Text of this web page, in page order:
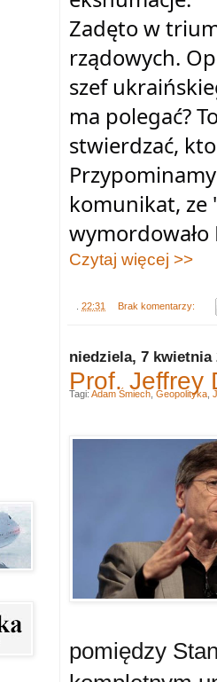
Zadęto w
rządowych.
szef
ma polegać?
stwierdzać, kto
komunikat, ze
wymordowało
Czytaj więcej >>
22:31 Brak komentarzy:
niedziela, 7 kwietnia
Prof. Jeffrey
pomiędzy
Tagi: Adam Śmiech Geopolityka